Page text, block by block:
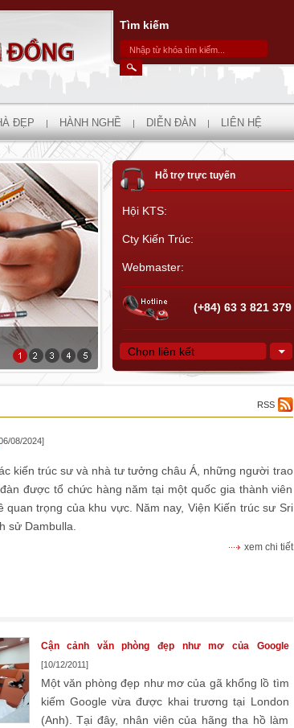
Tìm kiếm
ĐẸP HÀNH NGHỀ DIỄN ĐÀN LIÊN HỆ
Hỗ trợ trực tuyến
Hội KTS:
Cty Kiến Trúc:
Webmaster:
(+84) 63 3 821 379
Chọn liên kết
RSS
08/2024]
kiến ​​trúc sư và nhà tư tưởng châu Á, những người trao
được tổ chức hàng năm tại một quốc gia thành viên
trọng của khu vực. Năm nay, Viện Kiến trúc sư Sri
sử Dambulla.
xem chi tiết
Cận cảnh văn phòng đẹp như mơ của Google
[10/12/2011]
Một văn phòng đẹp như mơ của gã khổng lồ tìm
kiếm Google vừa được khai trương tại London
(Anh). Tại đây, nhân viên của hãng tha hồ làm